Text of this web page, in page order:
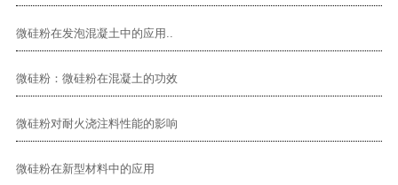
微硅粉在发泡混凝土中的应用..
微硅粉：微硅粉在混凝土的功效
微硅粉对耐火浇注料性能的影响
微硅粉在新型材料中的应用